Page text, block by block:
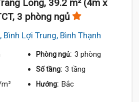
Long, 39.2 m² (4m x
3 phòng ngủ
Bình Lợi Trung, Bình Thạnh
Phòng ngủ: 3 phòng
Số tầng: 3 tầng
Hướng: Bắc